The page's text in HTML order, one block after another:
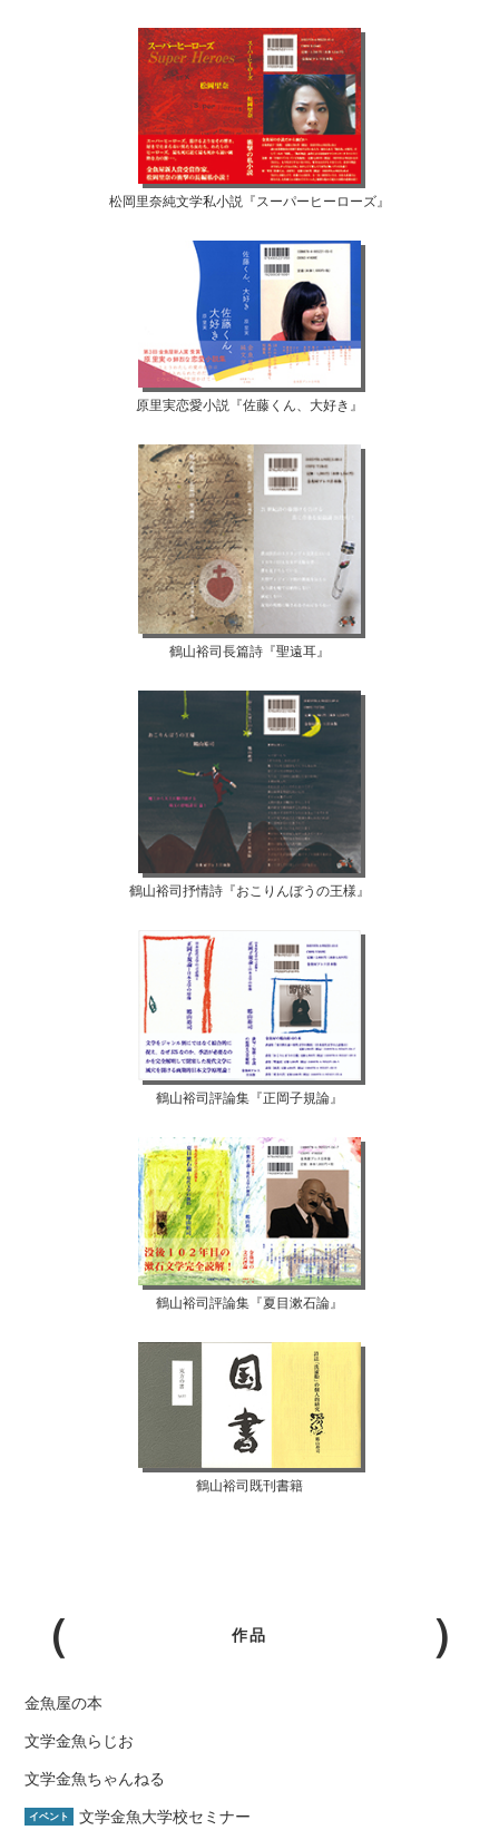
松岡里奈純文学私小説『スーパーヒーローズ』
原里実恋愛小説『佐藤くん、大好き』
鶴山裕司長篇詩『聖遠耳』
鶴山裕司抒情詩『おこりんぼうの王様』
鶴山裕司評論集『正岡子規論』
鶴山裕司評論集『夏目漱石論』
鶴山裕司既刊書籍
作品
金魚屋の本
文学金魚らじお
文学金魚ちゃんねる
イベント 文学金魚大学校セミナー